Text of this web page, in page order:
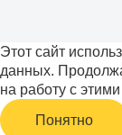
Этот сайт
данных.
на работу с
Понятно